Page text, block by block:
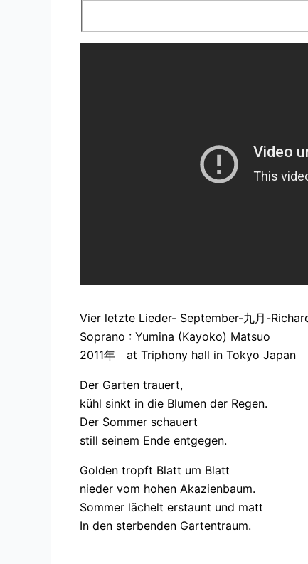
Vier letzte Lieder- September-九月-
Soprano : Yumina (Kayoko) Matsuo
2011年 at Triphony hall in Tokyo Japan
Der Garten trauert,
kühl sinkt in die Blumen der Regen.
Der Sommer schauert
still seinem Ende entgegen.
Golden tropft Blatt um Blatt
nieder vom hohen Akazienbaum.
Sommer lächelt erstaunt und matt
In den sterbenden Gartentraum.